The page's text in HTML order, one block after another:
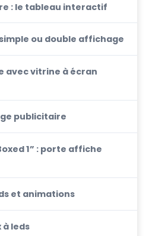
: le tableau interactif
ou double affichage
avec vitrine à écran
publicitaire
1” : porte affiche
et animations
leds